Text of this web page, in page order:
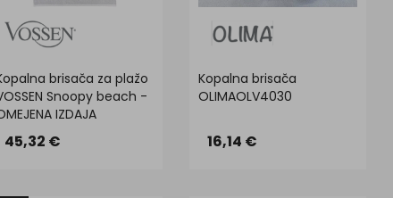
brisača za plažo
Snoopy beach -
IZDAJA
45,32 €
Kopalna brisača
OLIMAOLV4030
16,14 €